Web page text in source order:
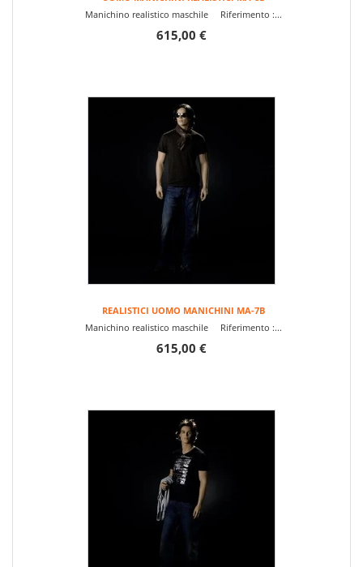
Manichino realistico maschile Riferimento :...
615,00 €
REALISTICI UOMO MANICHINI MA-7B
Manichino realistico maschile Riferimento :...
615,00 €